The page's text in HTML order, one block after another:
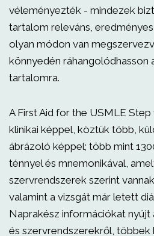
véleményezték - mindezek
tartalom releváns,
olyan módon van
könnyedén ráhangolódhasson
tartalomra.
A First Aid for the USMLE Step
klinikai képpel, köztük több,
ábrázoló képpel; több mint
ténnyel és mnemonikával,
szervrendszerek szerint
valamint a vizsgát már letett
Naprakész információkat
és szervrendszerekről, többek